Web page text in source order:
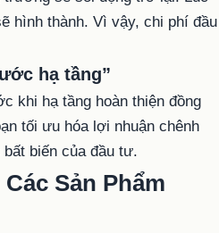
hình thành. Vì vậy, chi phí đầu
hạ tầng”
khi hạ tầng hoàn thiện đồng
tối ưu hóa lợi nhuận chênh
biến của đầu tư.
Sản Phẩm